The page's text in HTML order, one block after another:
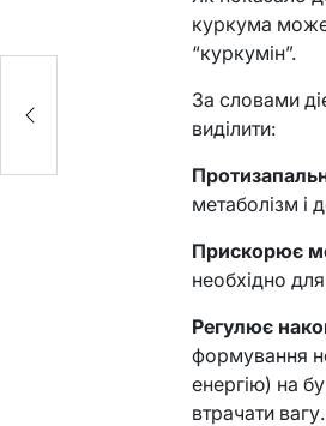
куркума може
“куркумін”.
За словами
виділити:
метаболізм і
Прискорює
необхідно
Регулює
формування
енергію) на
втрачати вагу.